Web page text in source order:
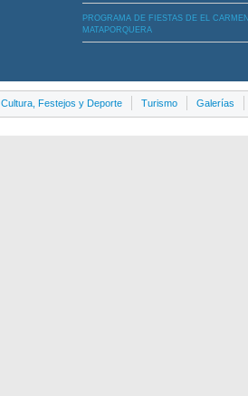
PROGRAMA DE FIESTAS DE EL
MATAPORQUERA
Cultura, Festejos y Deporte Turismo Galerías